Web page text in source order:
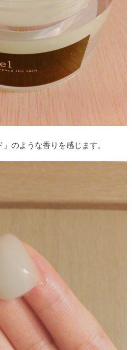
のような香りを感じます。